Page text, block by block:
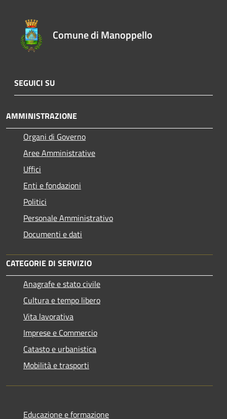
Comune di Manoppello
SEGUICI SU
AMMINISTRAZIONE
Organi di Governo
Aree Amministrative
Uffici
Enti e fondazioni
Politici
Personale Amministrativo
Documenti e dati
CATEGORIE DI SERVIZIO
Anagrafe e stato civile
Cultura e tempo libero
Vita lavorativa
Imprese e Commercio
Catasto e urbanistica
Mobilità e trasporti
Educazione e formazione